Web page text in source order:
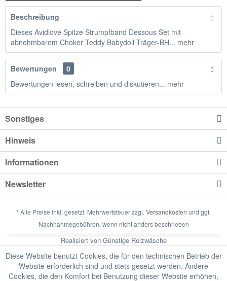
Beschreibung
Dieses Avidlove Spitze Strumpfband Dessous Set mit
abnehmbarem Choker Teddy Babydoll Träger-BH... mehr
Bewertungen
0
Bewertungen lesen, schreiben und diskutieren... mehr
Sonstiges
Hinweis
Informationen
Newsletter
* Alle Preise inkl. gesetzl. Mehrwertsteuer zzgl. Versandkosten und ggf.
Nachnahmegebühren, wenn nicht anders beschrieben
Realisiert von Günstige Reizwäsche
Diese Website benutzt Cookies, die für den technischen Betrieb der
Website erforderlich sind und stets gesetzt werden. Andere
Cookies, die den Komfort bei Benutzung dieser Website erhöhen,